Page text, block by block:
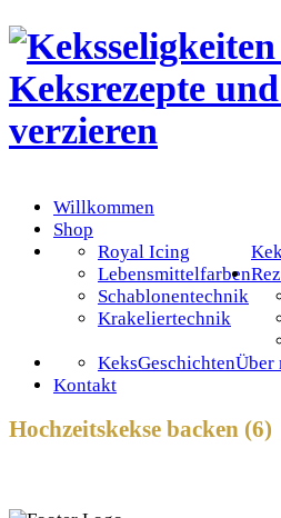
Willkommen
Shop
Royal Icing
Lebensmittelfarben
Schablonentechnik
Krakeliertechnik
Über
KeksGeschichten
Kontakt
Hochzeitskekse backen (6)